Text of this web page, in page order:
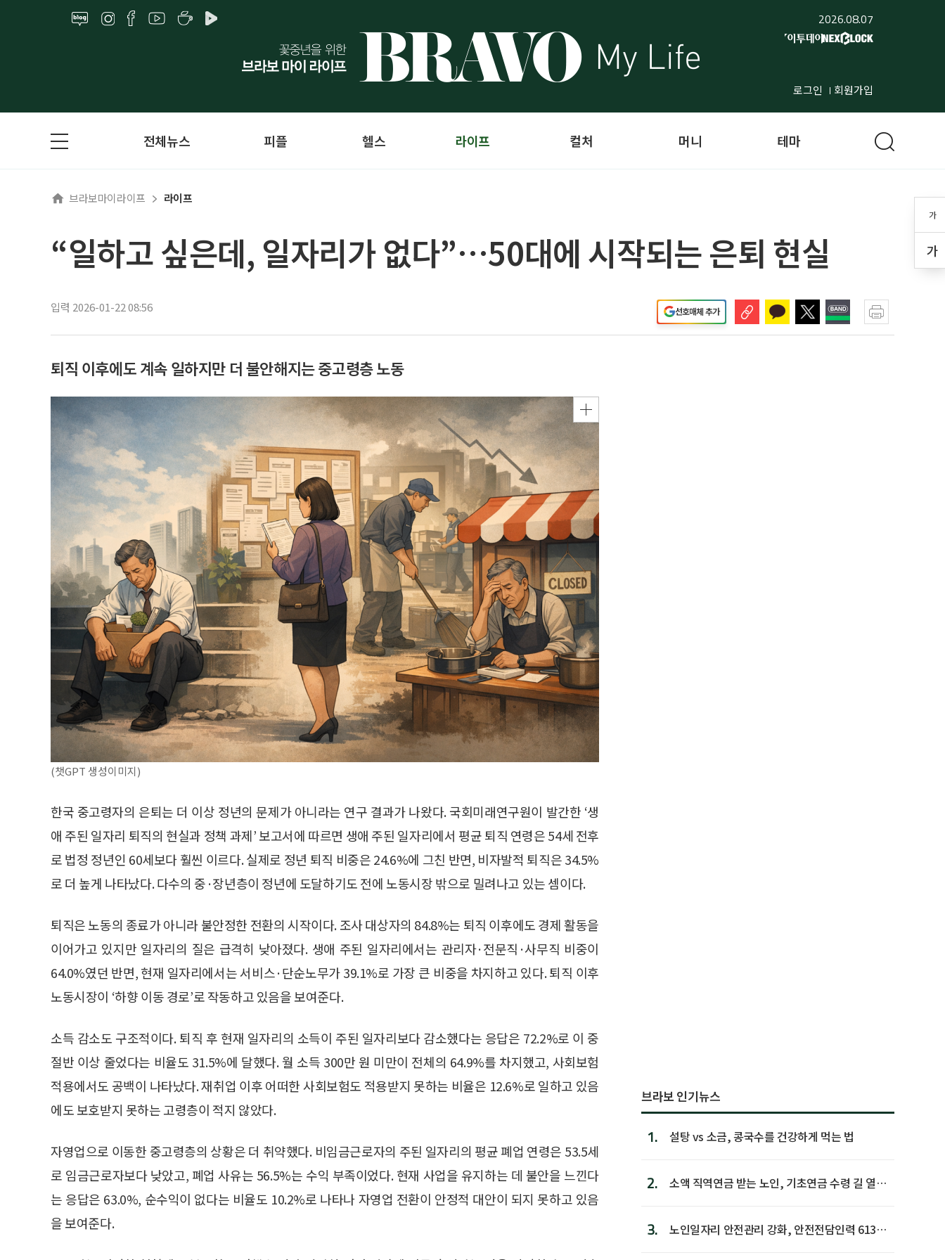
2026.08.07
로그인 회원가입
가
가
전체뉴스 피플 헬스 라이프 컬처 머니 테마
브라보마이라이프 라이프
“일하고 싶은데, 일자리가 없다”…50대에 시작되는 은퇴 현실
입력 2026-01-22 08:56 선호매체 추가
퇴직 이후에도 계속 일하지만 더 불안해지는 중고령층 노동
(챗GPT 생성이미지)
한국 중고령자의 은퇴는 더 이상 정년의 문제가 아니라는 연구 결과가 나왔다. 국회미래연구원이 발간한 ‘생
애 주된 일자리 퇴직의 현실과 정책 과제’ 보고서에 따르면 생애 주된 일자리에서 평균 퇴직 연령은 54세 전후
로 법정 정년인 60세보다 훨씬 이르다. 실제로 정년 퇴직 비중은 24.6%에 그친 반면, 비자발적 퇴직은 34.5%
로 더 높게 나타났다. 다수의 중·장년층이 정년에 도달하기도 전에 노동시장 밖으로 밀려나고 있는 셈이다.
퇴직은 노동의 종료가 아니라 불안정한 전환의 시작이다. 조사 대상자의 84.8%는 퇴직 이후에도 경제 활동을
이어가고 있지만 일자리의 질은 급격히 낮아졌다. 생애 주된 일자리에서는 관리자·전문직·사무직 비중이
64.0%였던 반면, 현재 일자리에서는 서비스·단순노무가 39.1%로 가장 큰 비중을 차지하고 있다. 퇴직 이후
노동시장이 ‘하향 이동 경로’로 작동하고 있음을 보여준다.
소득 감소도 구조적이다. 퇴직 후 현재 일자리의 소득이 주된 일자리보다 감소했다는 응답은 72.2%로 이 중
절반 이상 줄었다는 비율도 31.5%에 달했다. 월 소득 300만 원 미만이 전체의 64.9%를 차지했고, 사회보험
적용에서도 공백이 나타났다. 재취업 이후 어떠한 사회보험도 적용받지 못하는 비율은 12.6%로 일하고 있음
에도 보호받지 못하는 고령층이 적지 않았다.
자영업으로 이동한 중고령층의 상황은 더 취약했다. 비임금근로자의 주된 일자리의 평균 폐업 연령은 53.5세
로 임금근로자보다 낮았고, 폐업 사유는 56.5%는 수익 부족이었다. 현재 사업을 유지하는 데 불안을 느낀다
는 응답은 63.0%, 순수익이 없다는 비율도 10.2%로 나타나 자영업 전환이 안정적 대안이 되지 못하고 있음
을 보여준다.
브라보 인기뉴스
1. 설탕 vs 소금, 콩국수를 건강하게 먹는 법
2.
소액 직역연금 받는 노인, 기초연금 수령 길 열린
3.
노인일자리 안전관리 강화, 안전전담인력 613명